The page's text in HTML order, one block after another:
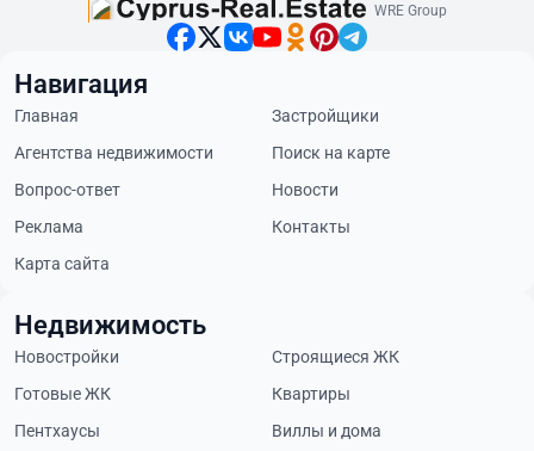
WRE Group
Навигация
Главная
Застройщики
Агентства недвижимости
Поиск на карте
Вопрос-ответ
Новости
Реклама
Контакты
Карта сайта
Недвижимость
Новостройки
Строящиеся ЖК
Готовые ЖК
Квартиры
Пентхаусы
Виллы и дома